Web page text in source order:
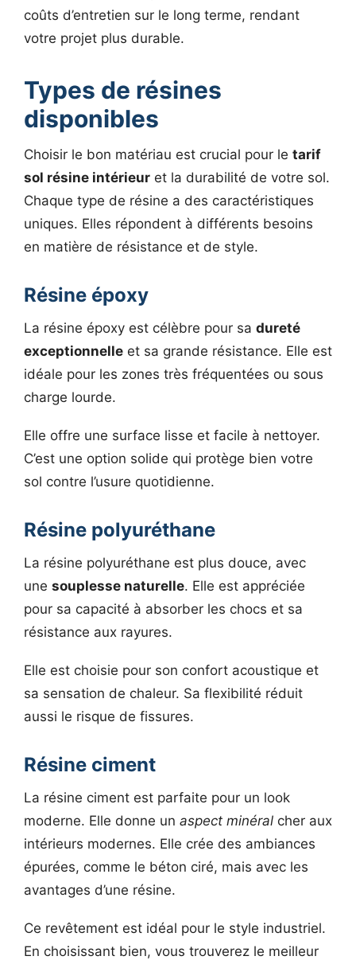
coûts d’entretien sur le long terme, rendant
votre projet plus durable.
Types de résines
disponibles
Choisir le bon matériau est crucial pour le tarif
sol résine intérieur et la durabilité de votre sol.
Chaque type de résine a des caractéristiques
uniques. Elles répondent à différents besoins
en matière de résistance et de style.
Résine époxy
La résine époxy est célèbre pour sa dureté
exceptionnelle et sa grande résistance. Elle est
idéale pour les zones très fréquentées ou sous
charge lourde.
Elle offre une surface lisse et facile à nettoyer.
C’est une option solide qui protège bien votre
sol contre l’usure quotidienne.
Résine polyuréthane
La résine polyuréthane est plus douce, avec
une souplesse naturelle. Elle est appréciée
pour sa capacité à absorber les chocs et sa
résistance aux rayures.
Elle est choisie pour son confort acoustique et
sa sensation de chaleur. Sa flexibilité réduit
aussi le risque de fissures.
Résine ciment
La résine ciment est parfaite pour un look
moderne. Elle donne un aspect minéral cher aux
intérieurs modernes. Elle crée des ambiances
épurées, comme le béton ciré, mais avec les
avantages d’une résine.
Ce revêtement est idéal pour le style industriel.
En choisissant bien, vous trouverez le meilleur